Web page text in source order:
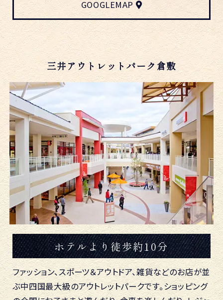
GOOGLEMAP
三井アウトレットパーク倉敷
ホテルより徒歩約10分
ファッション、スポーツ＆アウトドア、雑貨などのお店が並
ぶ中四国最大級のアウトレットパークです。ショッピング